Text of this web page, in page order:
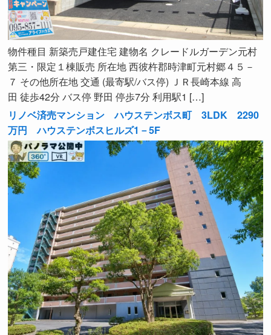
物件種目 新築売戸建住宅 建物名 クレードルガーデン元村
第三・限定１棟販売 所在地 西彼杵郡時津町元村郷４５－
７ その他所在地 交通 (最寄駅/バス停) ＪＲ長崎本線 高
田 徒歩42分 バス停 野田 停歩7分 利用駅1 […]
リノベ済売マンション ハウステンボス町 3LDK 2290
万円 ハウステンボスヒルズ1－5F